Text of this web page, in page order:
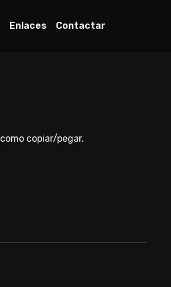
Enlaces Contactar
copiar/pegar.